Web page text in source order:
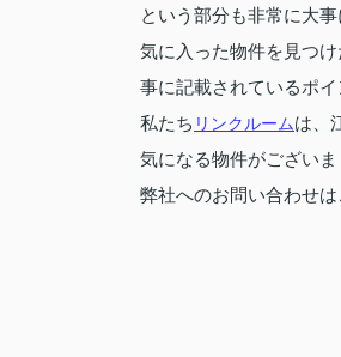
という部分も非常に大事
気に入った物件を見つ
事に記載されているポ
私たち リンクルームは、
気になる物件がござい
弊社へのお問い合わせ